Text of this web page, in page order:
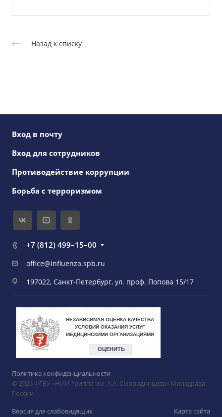
Назад к списку
Вход в почту
Вход для сотрудников
Противодействие коррупции
Борьба с терроризмом
+7 (812) 499–15–00
office@influenza.spb.ru
197022, Санкт-Петербург, ул. проф. Попова 15/17
Политика конфиденциальности
© 2026 ФГБУ «НИИ гриппа им. А.А. Смородинцева» Минздрава
России
Версия для слабовидящих
Карта сайта